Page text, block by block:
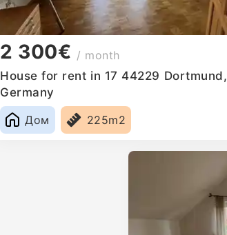
2 300€ / month
House for rent in 17 44229 Dortmund,
Germany
Дом
225m2